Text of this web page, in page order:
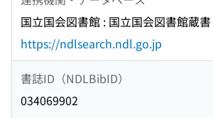
国立国会図書館 : 国立国会図書館蔵書
https://ndlsearch.ndl.go.jp
書誌ID（NDLBibID）
034069902